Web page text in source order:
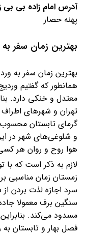
آدرس امام زاده بی بی
پهنه حصار
بهترین زمان سفر
بهترین زمان سفر به
همانطور که گفتیم
معتدل و خنکی دارد.
تهران و شهرهای اطراف
گرمای تابستان
و شلوغی‌های شهر در
هوا روح و روان هر
لازم به ذکر است که
زمستان زمان مناسبی
سرد اجازه لذت بردن
سنگین برف معمولا
مسدود می‌کند.
فصل بهار و تابستان